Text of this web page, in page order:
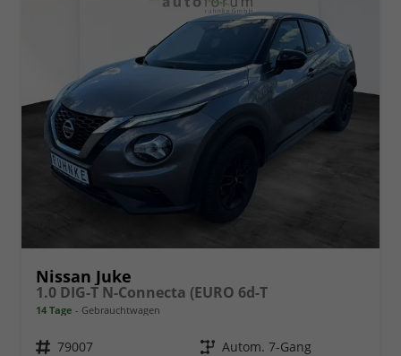
Nissan Juke
1.0 DIG-T N-Connecta (EURO 6d-T
14 Tage Gebrauchtwagen
Fahrzeugnr. 79007 Getriebe Autom. 7-Gang